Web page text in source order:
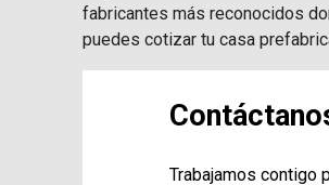
fabricantes más reconocidos
puedes cotizar tu casa
Trabajamos contigo